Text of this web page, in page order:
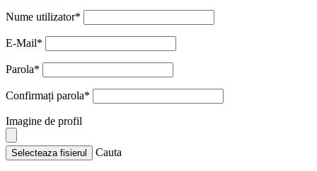
Nume utilizator*
E-Mail*
Parola*
Confirmați parola*
Imagine de profil
Selecteaza fisierul Cauta